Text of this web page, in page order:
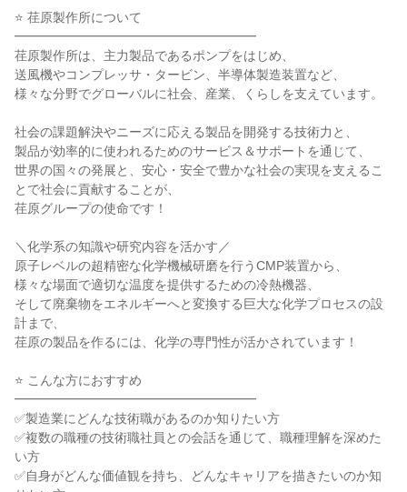
⭐ 荏原製作所について
━━━━━━━━━━━━━━━━━━━
荏原製作所は、主力製品であるポンプをはじめ、
送風機やコンプレッサ・タービン、半導体製造装置など、
様々な分野でグローバルに社会、産業、くらしを支えています。
社会の課題解決やニーズに応える製品を開発する技術力と、
製品が効率的に使われるためのサービス＆サポートを通じて、
世界の国々の発展と、安心・安全で豊かな社会の実現を支えるこ
とで社会に貢献することが、
荏原グループの使命です！
＼化学系の知識や研究内容を活かす／
原子レベルの超精密な化学機械研磨を行うCMP装置から、
様々な場面で適切な温度を提供するための冷熱機器、
そして廃棄物をエネルギーへと変換する巨大な化学プロセスの設
計まで、
荏原の製品を作るには、化学の専門性が活かされています！
⭐ こんな方におすすめ
━━━━━━━━━━━━━━━━━━━
✅製造業にどんな技術職があるのか知りたい方
✅複数の職種の技術職社員との会話を通じて、職種理解を深めた
い方
✅自身がどんな価値観を持ち、どんなキャリアを描きたいのか知